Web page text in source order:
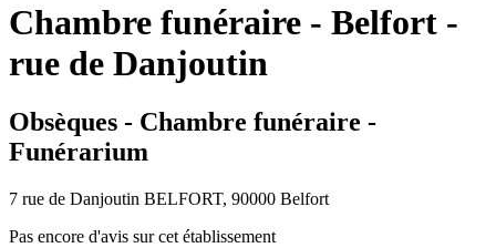
Chambre funéraire - Belfort -
rue de Danjoutin
Obsèques - Chambre funéraire -
Funérarium
7 rue de Danjoutin BELFORT, 90000 Belfort
Pas encore d'avis sur cet établissement